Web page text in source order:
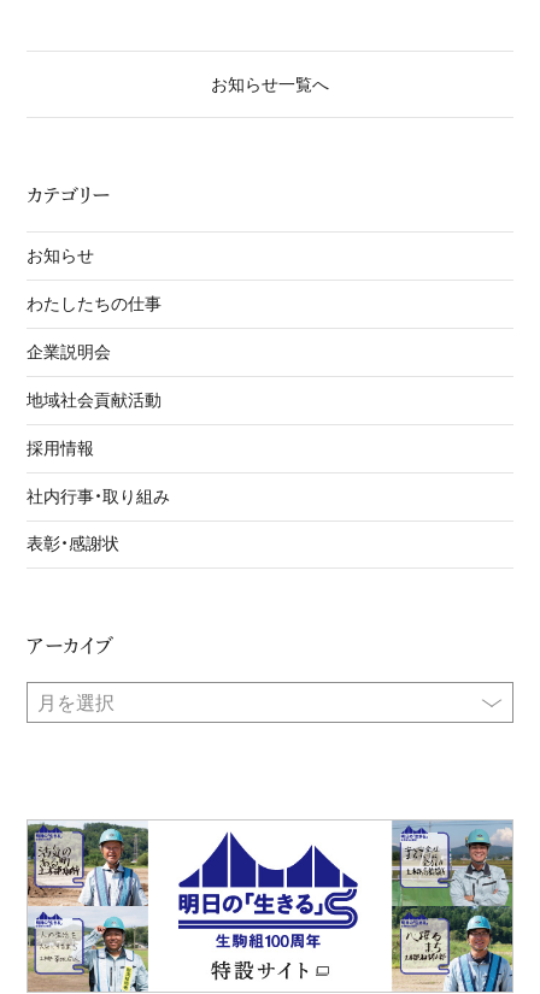
お知らせ一覧へ
カテゴリー
お知らせ
わたしたちの仕事
企業説明会
地域社会貢献活動
採用情報
社内行事・取り組み
表彰・感謝状
アーカイブ